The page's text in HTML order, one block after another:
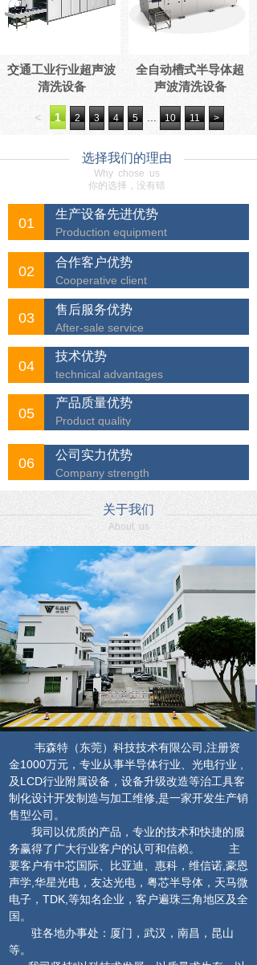
交通工业行业超声波
清洗设备
全自动槽式半导体超
声波清洗设备
< 1 2 3 4 5 10 11 >
选择我们的理由
Why chose us
你的选择，没有错
01
生产设备先进优势
Production equipment
02
合作客户优势
Cooperative client
03
售后服务优势
After-sale service
04
技术优势
technical advantages
05
产品质量优势
Product quality
06
公司实力优势
Company strength
关于我们
About us
韦森特（东莞）科技技术有限公司,注册资
金1000万元，专业从事半导体行业、光电行业 ,
及LCD行业附属设备，设备升级改造等治工具客
制化设计开发制造与加工维修,是一家开发生产销
售型公司。
我司以优质的产品，专业的技术和快捷的服
务赢得了广大行业客户的认可和信赖。 主
要客户有中芯国际、比亚迪、惠科，维信诺,豪恩
声学,华星光电，友达光电，粤芯半导体，天马微
电子，TDK,等知名企业，客户遍珠三角地区及全
国。
驻各地办事处：厦门，武汉，南昌，昆山
等。